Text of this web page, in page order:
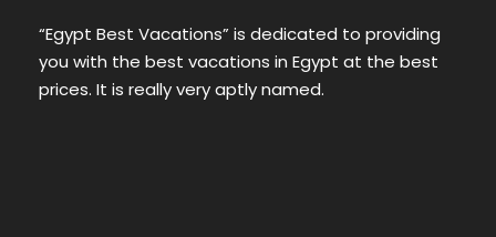
“Egypt Best Vacations” is dedicated to providing
you with the best vacations in Egypt at the best
prices. It is really very aptly named.